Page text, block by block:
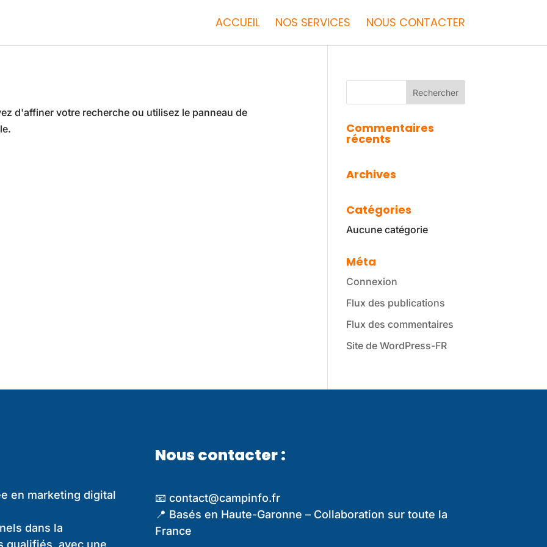
ACCUEIL NOS SERVICES NOUS CONTACTER
d'affiner votre recherche ou utilisez le panneau de
Commentaires
récents
Archives
Catégories
Aucune catégorie
Méta
Connexion
Flux des publications
Flux des commentaires
Site de WordPress-FR
en marketing digital
dans la
qualifiés, avec une
Nous contacter :
📧 contact@campinfo.fr
📍 Basés en Haute-Garonne – Collaboration sur toute la
France